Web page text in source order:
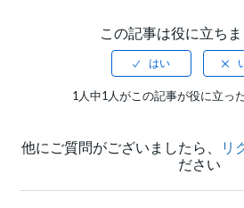
この記事は役に立ち
1人中1人がこの記事が役に立っ
他にご質問がございましたら、 リ
ださい